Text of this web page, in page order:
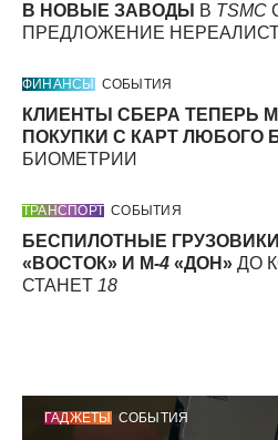
В НОВЫЕ ЗАВОДЫ
В TSMC
ПРЕДЛОЖЕНИЕ
ФИНАНСЫ СОБЫТИЯ
КЛИЕНТЫ СБЕРА ТЕПЕРЬ
ПОКУПКИ С КАРТ ЛЮБОГО
БИОМЕТРИИ
ТРАНСПОРТ СОБЫТИЯ
БЕСПИЛОТНЫЕ
«ВОСТОК» И М-4 «ДОН» ДО
СТАНЕТ 18
ГАДЖЕТЫ СОБЫТИЯ